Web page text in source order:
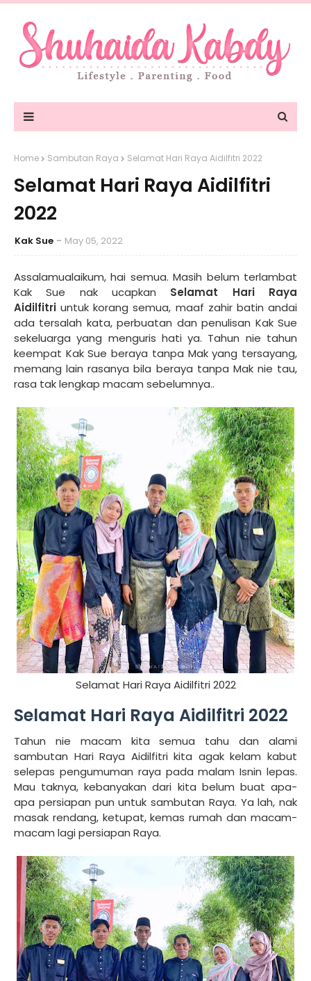
Home Sambutan Raya Selamat Hari Raya Aidilfitri 2022
Selamat Hari Raya Aidilfitri
2022
Kak Sue May 05, 2022
Assalamualaikum, hai semua. Masih belum terlambat
Kak Sue nak ucapkan Selamat Hari Raya
Aidilfitri untuk korang semua, maaf zahir batin andai
ada tersalah kata, perbuatan dan penulisan Kak Sue
sekeluarga yang menguris hati ya. Tahun nie tahun
keempat Kak Sue beraya tanpa Mak yang tersayang,
memang lain rasanya bila beraya tanpa Mak nie tau,
rasa tak lengkap macam sebelumnya..
Selamat Hari Raya Aidilfitri 2022
Selamat Hari Raya Aidilfitri 2022
Tahun nie macam kita semua tahu dan alami
sambutan Hari Raya Aidilfitri kita agak kelam kabut
selepas pengumuman raya pada malam Isnin lepas.
Mau taknya, kebanyakan dari kita belum buat apa-
apa persiapan pun untuk sambutan Raya. Ya lah, nak
masak rendang, ketupat, kemas rumah dan macam-
macam lagi persiapan Raya.